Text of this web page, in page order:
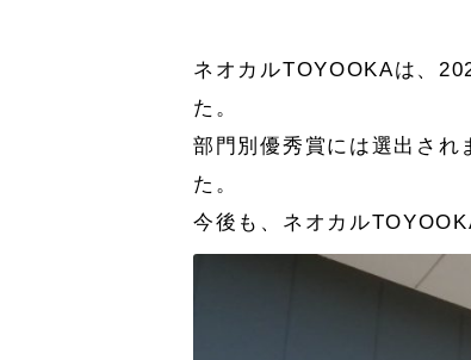
ネオカルTOYOOKAは、
た。
部門別優秀賞には選出さ
た。
今後も、ネオカル